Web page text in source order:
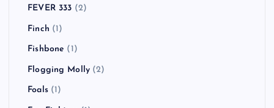
FEVER 333 (2)
Finch (1)
Fishbone (1)
Flogging Molly (2)
Foals(1)